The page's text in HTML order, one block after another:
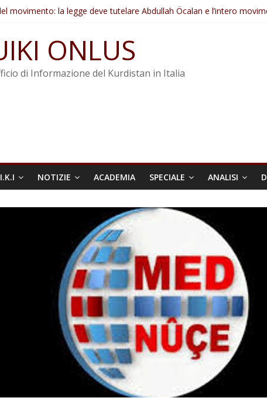
movimento: la legge deve tutelare Abdullah Öcalan e l’intero
della situazione di Rêber Apo ostacolerebbe l’attuazione della
un’azione internazionale contro i crimini di guerra dell’Iran
Le legge negativa deve essere trasformata in legge positiva
ONLUS
di Informazione del Kurdistan in Italia
NOTIZIE ACADEMIA SPECIALE ANALISI